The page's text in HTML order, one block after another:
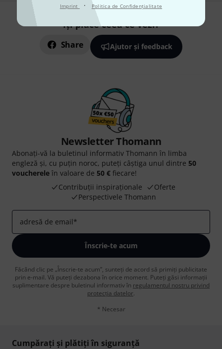
Imprint · Politica de Confidenţialitate
Îți place ceea ce vezi?
Share Ajutor și feedback
Newsletter Thomann
Abonați-vă la buletinul informativ Thomann în limba
engleză și, cu puțin noroc, puteți câștiga unul dintre 50
voucherele în valoare de 50 € fiecare!
Contribuții inspiraționale
Oferte
Perspectivele Thomann
adresă de email*
Înscrie-te acum
Făcând clic pe „Înscrie-te acum”, sunteți de acord să primiți publicitate
prin e-mail. Vă puteți dezabona în orice moment. Puteți găsi informații
suplimentare despre buletinul informativ în regulamentul nostru privind
protecția datelor.
* Necesar
Cumpărați și plătiți în siguranță